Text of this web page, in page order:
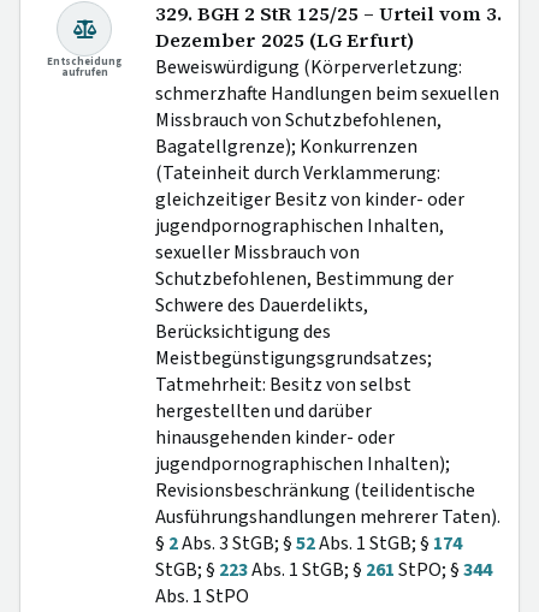
Entscheidung
aufrufen
329. BGH 2 StR 125/25 – Urteil vom 3.
Dezember 2025 (LG Erfurt)
Beweiswürdigung (Körperverletzung:
schmerzhafte Handlungen beim sexuellen
Missbrauch von Schutzbefohlenen,
Bagatellgrenze); Konkurrenzen
(Tateinheit durch Verklammerung:
gleichzeitiger Besitz von kinder- oder
jugendpornographischen Inhalten,
sexueller Missbrauch von
Schutzbefohlenen, Bestimmung der
Schwere des Dauerdelikts,
Berücksichtigung des
Meistbegünstigungsgrundsatzes;
Tatmehrheit: Besitz von selbst
hergestellten und darüber
hinausgehenden kinder- oder
jugendpornographischen Inhalten);
Revisionsbeschränkung (teilidentische
Ausführungshandlungen mehrerer Taten).
§ 2Abs. 3 StGB; §52Abs. 1 StGB; § 174
StGB; § 223Abs. 1 StGB; § 261StPO; §344
Abs. 1 StPO